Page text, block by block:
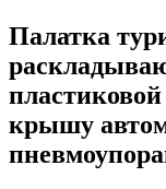
Палатка
крышу